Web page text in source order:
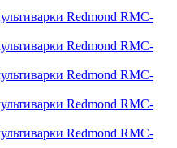
Redmond RMC-
Redmond RMC-
Redmond RMC-
Redmond RMC-
Redmond RMC-